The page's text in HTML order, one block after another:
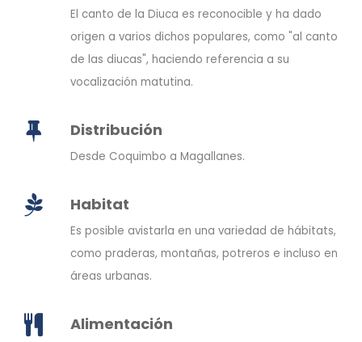
El canto de la Diuca es reconocible y ha dado
origen a varios dichos populares, como "al canto
de las diucas", haciendo referencia a su
vocalización matutina.
Distribución
Desde Coquimbo a Magallanes.
Habitat
Es posible avistarla en una variedad de hábitats,
como praderas, montañas, potreros e incluso en
áreas urbanas.
Alimentación